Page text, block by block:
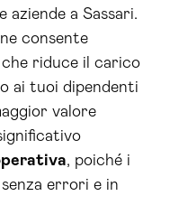
aziende a Sassari.
consente
che riduce il carico
ai tuoi dipendenti
valore
, poiché i
errori e in